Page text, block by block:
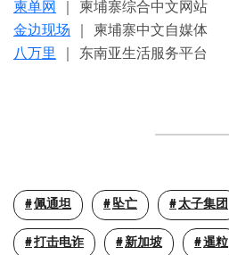
柬单网
｜ 柬埔寨综合中文网站
金边现场 ｜ 柬埔寨中文自媒体
八万里 ｜ 东南亚生活服务平台
佩通坦 坠亡 太子集团
打击电诈 新加坡 暹粒